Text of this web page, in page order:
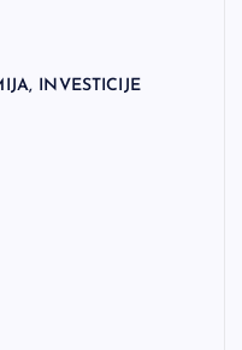
INVESTICIJE